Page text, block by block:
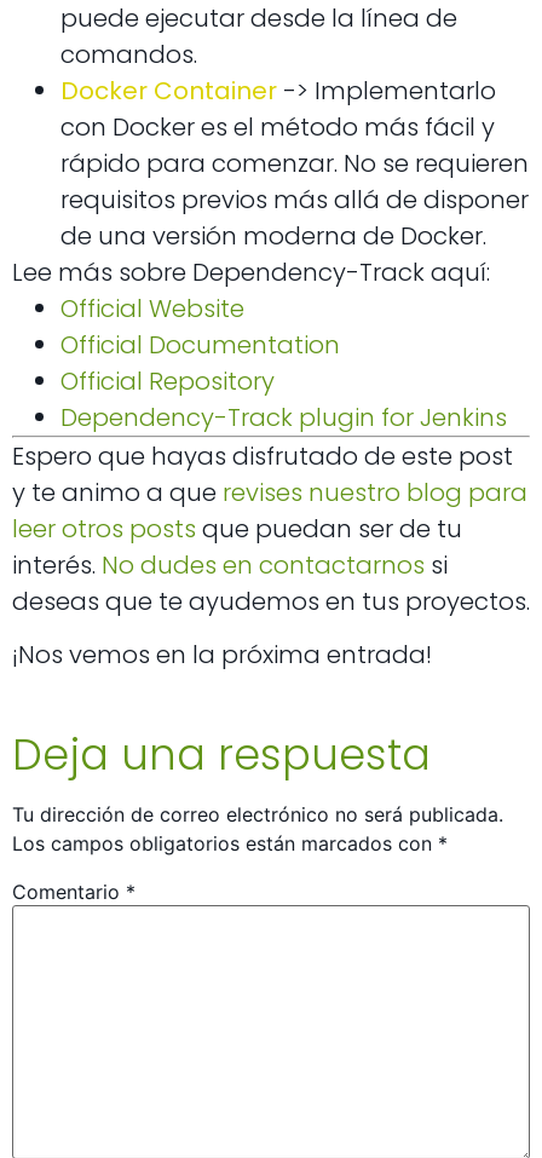
puede ejecutar desde la línea de
comandos.
Docker Container -> Implementarlo
con Docker es el método más fácil y
rápido para comenzar. No se requieren
requisitos previos más allá de disponer
de una versión moderna de Docker.
Lee más sobre Dependency-Track aquí:
Official Website
Official Documentation
Official Repository
Dependency-Track plugin for Jenkins
Espero que hayas disfrutado de este post
y te animo a que revises nuestro blog para
leer otros posts que puedan ser de tu
interés. No dudes en contactarnos si
deseas que te ayudemos en tus proyectos.
¡Nos vemos en la próxima entrada!
Deja una respuesta
Tu dirección de correo electrónico no será publicada.
Los campos obligatorios están marcados con *
Comentario *